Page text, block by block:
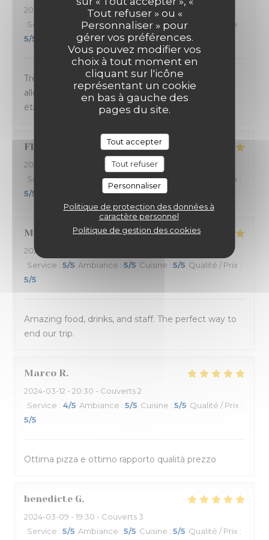
Tout refuser » ou «
Personnaliser » pour
gérer vos préférences.
Vous pouvez modifier vos
choix à tout moment en
cliquant sur l'icône
représentant un cookie
en bas à gauche des
pages du site.
Tout accepter
Tout refuser
Personnaliser
Politique de protection des données à
caractère personnel
Politique de gestion des cookies
2024-03-14
- 20:45 - Couverts 4
Service
Ambiance:5/5 Cuisine:5/5 Qualité / Prix :
5/5
Très bonne soirée passée à La Massara ! Carte
alléchante, service sympa et rapide. Les pizzas
étaient délicieuses. Excellent rapport qualité/prix.
Florence
2024-03-13
- 19:30 - Couverts 9
Service
Ambiance:5/5 Cuisine Qualité / Prix :
5/5
Morgan C
2024-03-11
Service : 5/5 Ambiance : 5/5 Cuisine : 5/5 Qualité / Prix :
5/5
Amazing food, drinks, and staff. The perfect way to
end our trip.
Marco R
2024-03-12 - 20:30 - Couverts 2
Service : 4/5 Ambiance : 5/5 Cuisine : 5/5 Qualité / Prix :
5/5
Ottima pizza e ottimo rapporto qualità prezzo
benedicte G
2024-03-09 - 19:30 - Couverts 3
Service : 5/5 Ambiance : 5/5 Cuisine : 5/5 Qualité / Prix :